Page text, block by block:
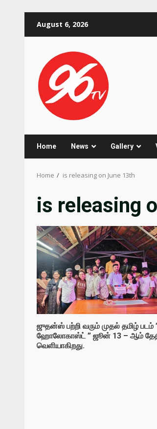
August 6, 2026
Home News Gallery
Home is releasing on June 13th
is releasing
ஜுதன்ஸ் பற்றி வரும் முதல் தமிழ் படம்
ஹோலோகாஸ்ட் ” ஜூன் 13 – ஆம்
வெளியாகிறது.